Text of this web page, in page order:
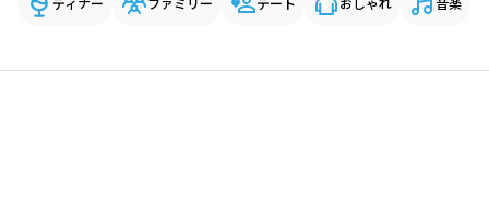
ディナー ファミリー デート おしゃれ 音楽